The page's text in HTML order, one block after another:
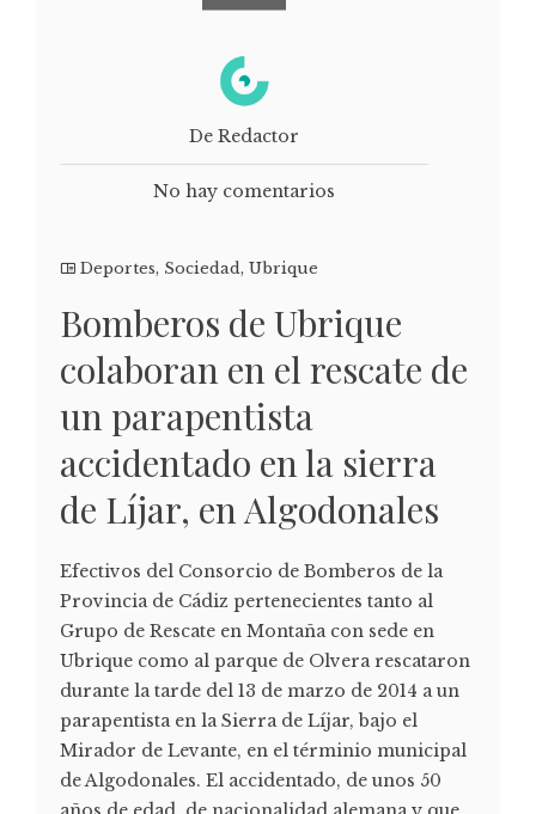
De Redactor
No hay comentarios
Deportes, Sociedad, Ubrique
Bomberos de Ubrique
colaboran en el rescate de
un parapentista
accidentado en la sierra
de Líjar, en Algodonales
Efectivos del Consorcio de Bomberos de la
Provincia de Cádiz pertenecientes tanto al
Grupo de Rescate en Montaña con sede en
Ubrique como al parque de Olvera rescataron
durante la tarde del 13 de marzo de 2014 a un
parapentista en la Sierra de Líjar, bajo el
Mirador de Levante, en el términio municipal
de Algodonales. El accidentado, de unos 50